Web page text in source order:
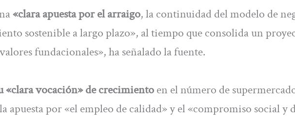
«clara apuesta por el arraigo, la continuidad del modelo de
sostenible a largo plazo», al tiempo que consolida un
fundacionales», ha señalado la fuente.
«clara vocación» de crecimientoen el número de
apuesta por «el empleo de calidad» y el «compromiso social y